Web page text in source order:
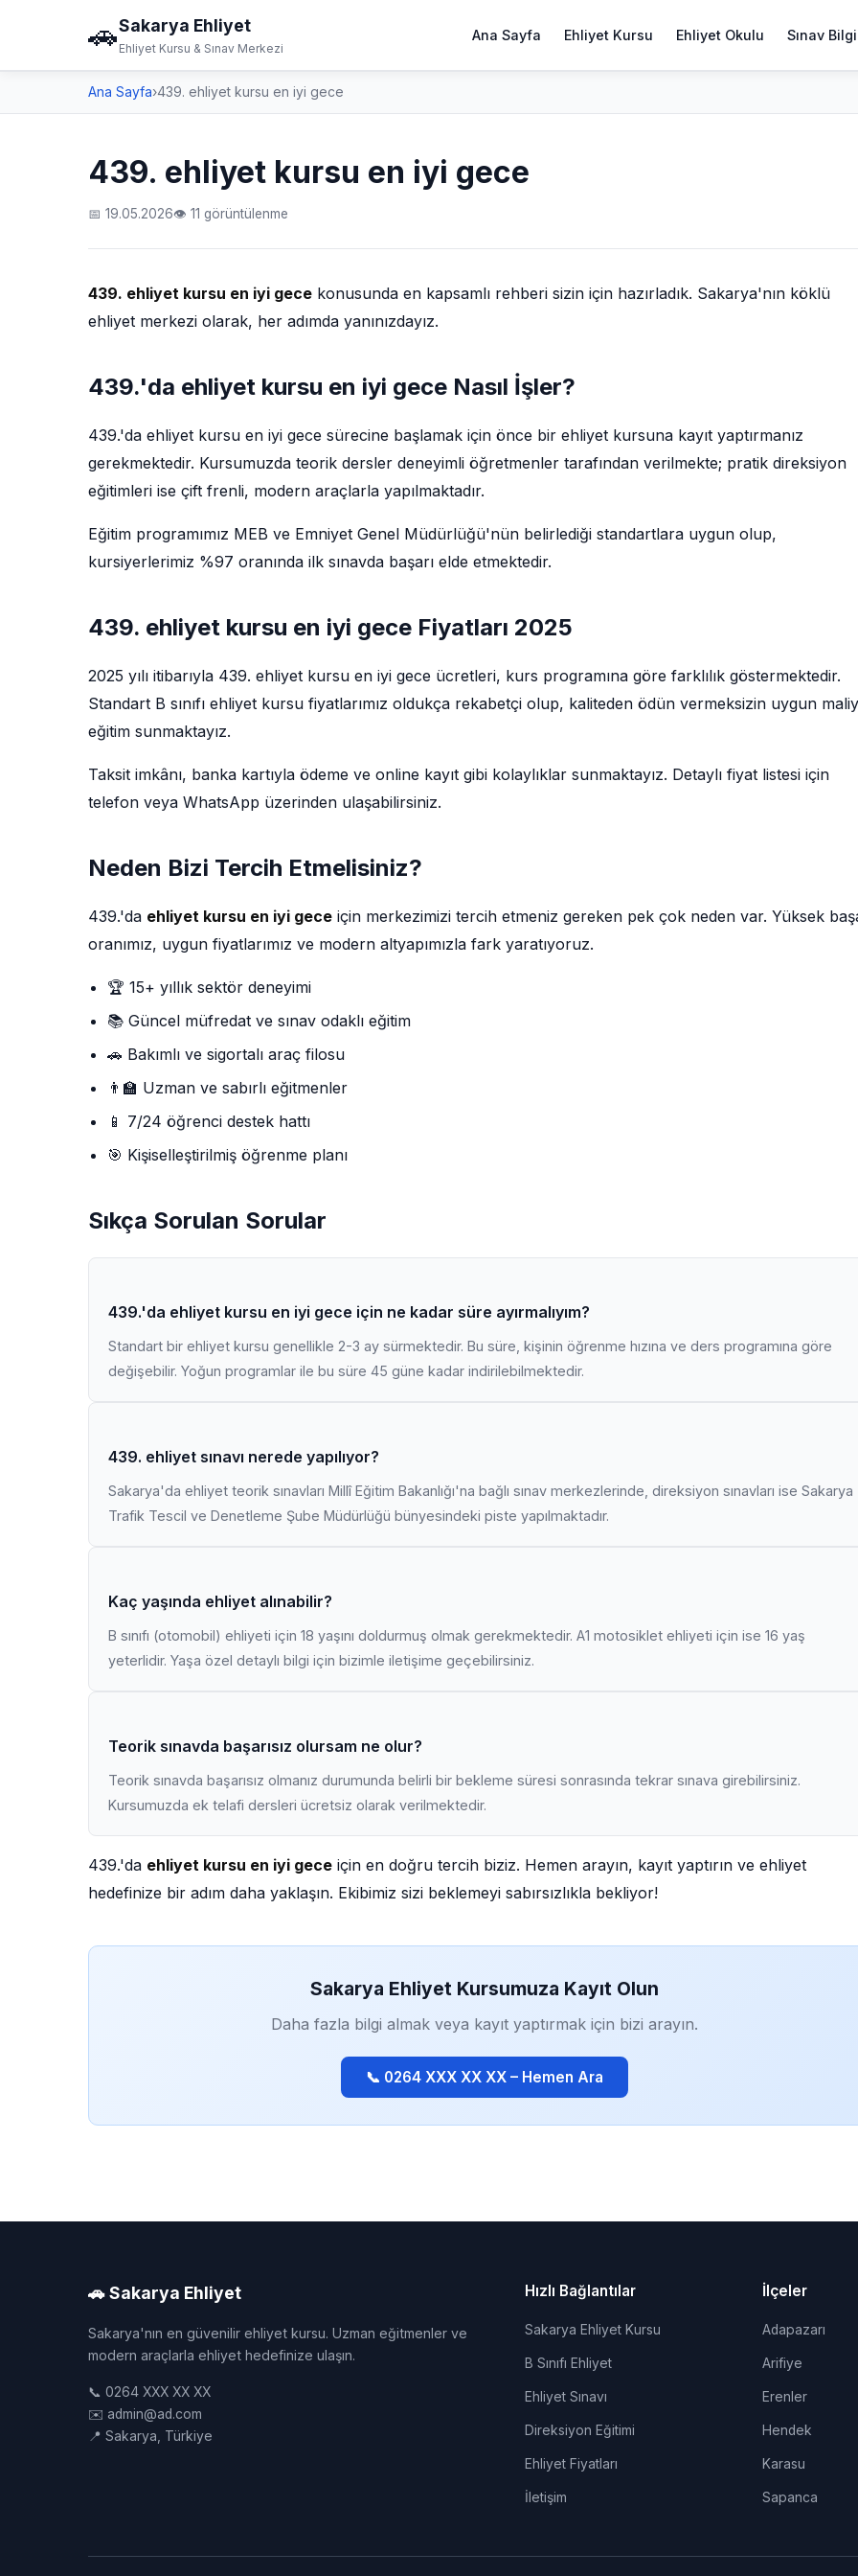
🚗Sakarya Ehliyet
Ehliyet Kursu & Sınav Merkezi
Ana Sayfa Ehliyet Kursu Ehliyet Okulu Sınav
Ana Sayfa›439. ehliyet kursu en iyi gece
439. ehliyet kursu en iyi gece
📅 19.05.2026👁 11 görüntülenme
439. ehliyet kursu en iyi gece konusunda en kapsamlı rehberi sizin için hazırladık. Sakarya'nın köklü
ehliyet merkezi olarak, her adımda yanınızdayız.
439.'da ehliyet kursu en iyi gece Nasıl İşler?
439.'da ehliyet kursu en iyi gece sürecine başlamak için önce bir ehliyet kursuna kayıt yaptırmanız
gerekmektedir. Kursumuzda teorik dersler deneyimli öğretmenler tarafından verilmekte; pratik direksiyon
eğitimleri ise çift frenli, modern araçlarla yapılmaktadır.
Eğitim programımız MEB ve Emniyet Genel Müdürlüğü'nün belirlediği standartlara uygun olup,
kursiyerlerimiz %97 oranında ilk sınavda başarı elde etmektedir.
439. ehliyet kursu en iyi gece Fiyatları 2025
2025 yılı itibarıyla 439. ehliyet kursu en iyi gece ücretleri, kurs programına göre farklılık göstermektedir.
Standart B sınıfı ehliyet kursu fiyatlarımız oldukça rekabetçi olup, kaliteden ödün vermeksizin uygun
eğitim sunmaktayız.
Taksit imkânı, banka kartıyla ödeme ve online kayıt gibi kolaylıklar sunmaktayız. Detaylı fiyat listesi için
telefon veya WhatsApp üzerinden ulaşabilirsiniz.
Neden Bizi Tercih Etmelisiniz?
439.'da ehliyet kursu en iyi gece için merkezimizi tercih etmeniz gereken pek çok neden var. Yüksek
oranımız, uygun fiyatlarımız ve modern altyapımızla fark yaratıyoruz.
🏆 15+ yıllık sektör deneyimi
📚 Güncel müfredat ve sınav odaklı eğitim
🚗 Bakımlı ve sigortalı araç filosu
👨‍🏫 Uzman ve sabırlı eğitmenler
📱 7/24 öğrenci destek hattı
🎯 Kişiselleştirilmiş öğrenme planı
Sıkça Sorulan Sorular
439.'da ehliyet kursu en iyi gece için ne kadar süre ayırmalıyım?
Standart bir ehliyet kursu genellikle 2-3 ay sürmektedir. Bu süre, kişinin öğrenme hızına ve ders programına göre
değişebilir. Yoğun programlar ile bu süre 45 güne kadar indirilebilmektedir.
439. ehliyet sınavı nerede yapılıyor?
Sakarya'da ehliyet teorik sınavları Millî Eğitim Bakanlığı'na bağlı sınav merkezlerinde, direksiyon sınavları ise Sakarya
Trafik Tescil ve Denetleme Şube Müdürlüğü bünyesindeki piste yapılmaktadır.
Kaç yaşında ehliyet alınabilir?
B sınıfı (otomobil) ehliyeti için 18 yaşını doldurmuş olmak gerekmektedir. A1 motosiklet ehliyeti için ise 16 yaş
yeterlidir. Yaşa özel detaylı bilgi için bizimle iletişime geçebilirsiniz.
Teorik sınavda başarısız olursam ne olur?
Teorik sınavda başarısız olmanız durumunda belirli bir bekleme süresi sonrasında tekrar sınava girebilirsiniz.
Kursumuzda ek telafi dersleri ücretsiz olarak verilmektedir.
439.'da ehliyet kursu en iyi gece için en doğru tercih biziz. Hemen arayın, kayıt yaptırın ve ehliyet
hedefinize bir adım daha yaklaşın. Ekibimiz sizi beklemeyi sabırsızlıkla bekliyor!
Sakarya Ehliyet Kursumuza Kayıt Olun
Daha fazla bilgi almak veya kayıt yaptırmak için bizi arayın.
📞 0264 XXX XX XX – Hemen Ara
🚗 Sakarya Ehliyet
Sakarya'nın en güvenilir ehliyet kursu. Uzman eğitmenler ve
modern araçlarla ehliyet hedefinize ulaşın.
📞 0264 XXX XX XX
✉️ admin@ad.com
📍 Sakarya, Türkiye
Hızlı Bağlantılar
Sakarya Ehliyet Kursu
B Sınıfı Ehliyet
Ehliyet Sınavı
Direksiyon Eğitimi
Ehliyet Fiyatları
İletişim
İlçeler
Adapazarı
Arifiye
Erenler
Hendek
Karasu
Sapanca